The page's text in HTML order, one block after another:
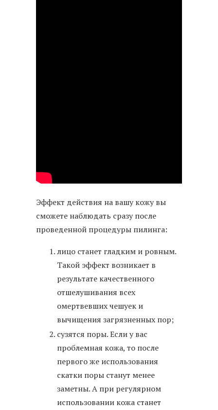
Эффект действия на вашу кожу вы
сможете наблюдать сразу после
проведенной процедуры пилинга:
лицо станет гладким и ровным.
Такой эффект возникает в
результате качественного
отшелушивания всех
омертвевших чешуек и
вычищения загрязненных пор;
сузятся поры. Если у вас
проблемная кожа, то после
первого же использования
скатки поры станут менее
заметны. А при регулярном
использовании кожа станет